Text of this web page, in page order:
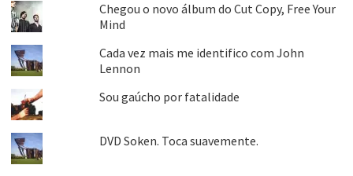
Chegou o novo álbum do Cut Copy, Free Your
Mind
Cada vez mais me identifico com John
Lennon
Sou gaúcho por fatalidade
DVD Soken. Toca suavemente.